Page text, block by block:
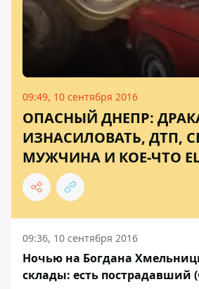
09:49, 10 сентября 2016
ОПАСНЫЙ ДНЕПР:
ИЗНАСИЛОВАТЬ, ДТП,
МУЖЧИНА И КОЕ-ЧТО
09:36, 10 сентября 2016
Ночью на Богдана
склады: есть пострадавший